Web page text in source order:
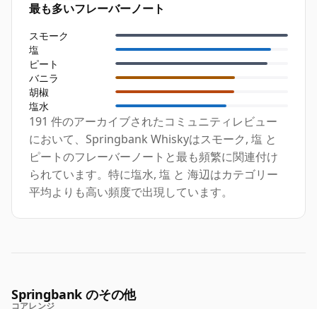
最も多いフレーバーノート
スモーク
塩
ピート
バニラ
胡椒
塩水
191 件のアーカイブされたコミュニティレビュー
において、Springbank Whiskyはスモーク, 塩 と
ピートのフレーバーノートと最も頻繁に関連付け
られています。特に塩水, 塩 と 海辺はカテゴリー
平均よりも高い頻度で出現しています。
Springbank のその他
コアレンジ